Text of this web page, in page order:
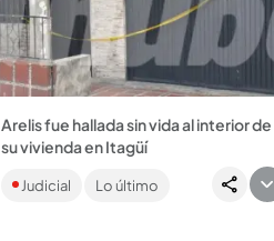
Arelis fue hallada sin vida al interior de
su vivienda en Itagüí
Itagüí en lo que va de este 2026, entre
Judicial Lo último